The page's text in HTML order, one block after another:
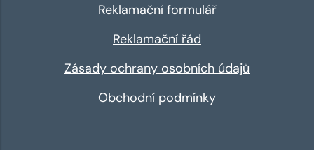
Reklamační formulář
Reklamační řád
Zásady ochrany osobních údajů
Obchodní podmínky